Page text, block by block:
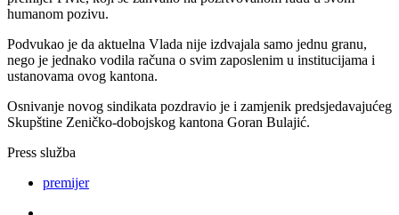
humanom pozivu.
Podvukao je da aktuelna Vlada nije izdvajala samo jednu granu,
nego je jednako vodila računa o svim zaposlenim u institucijama i
ustanovama ovog kantona.
Osnivanje novog sindikata pozdravio je i zamjenik predsjedavajućeg
Skupštine Zeničko-dobojskog kantona Goran Bulajić.
Press služba
premijer